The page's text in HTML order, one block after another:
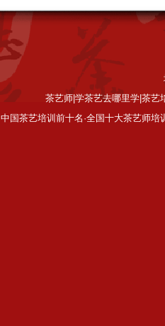
茶艺师|学茶艺去哪里学|茶艺
中国茶艺培训前十名·全国十大茶艺师培